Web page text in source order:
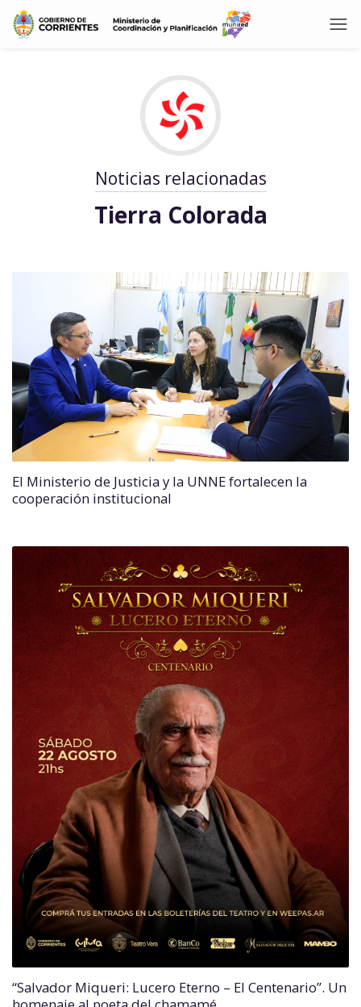
Noticias relacionadas
Tierra Colorada
El Ministerio de Justicia y la UNNE fortalecen la
cooperación institucional
“Salvador Miqueri: Lucero Eterno – El Centenario”. Un